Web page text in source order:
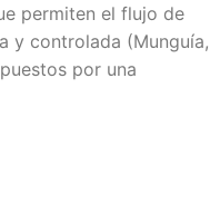
permiten el flujo de
y controlada (Munguía,
por una